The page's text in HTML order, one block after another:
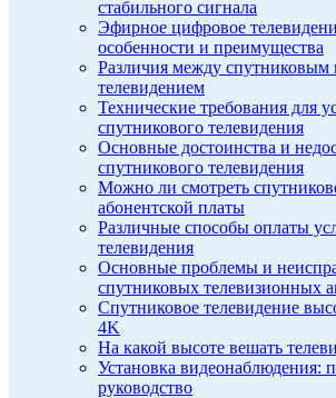
стабильного сигнала
Эфирное цифровое
особенности и преимущества
Различия между спутниковым
телевидением
Технические требования для
спутникового телевидения
Основные достоинства и
спутникового телевидения
Можно ли смотреть
абонентской платы
Различные способы оплаты
телевидения
Основные проблемы и
спутниковых телевизионных
Спутниковое телевидение
4K
На какой высоте вешать
Установка видеонаблюдения:
руководство